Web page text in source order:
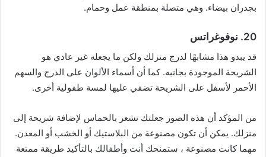
بجدران بيضاء. وهي متصلة بمنطقة عمل وحمام.
20. نوفوغراتس
قد يبدو هذا مشابهًا لدرج منزلك ولكن ما يجعله غير عادي هو
الشريحة الموجودة بجانبه. كما أن أسماء الألوان على الدرج والسهم
الأحمر لأسفل على الشريحة تضفي عليها لمسة طفولية أخرى.
من المؤكد أن هذه الصور جعلتك تشعر بالحماس لإضافة شريحة إلى
منزلك. يمكن أن تكون مصنوعة من البلاستيك أو الخشب أو المعدن.
مهما كانت مصنوعة ، ستمنحك أنت وأطفالك بالتأكيد طريقة ممتعة